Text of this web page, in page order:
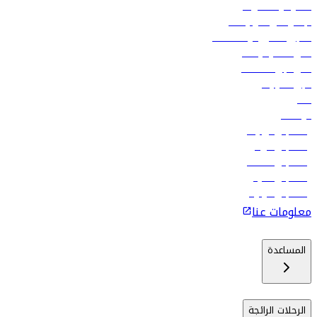
العقود والمشتريات
الإعلان على متن رحلاتنا
تسجيل الدخول لوكلاء السفر
أدنى أسعار الرحلات
فلاي دبي للعطلات
تأجير السيارات
فنادق
الوظائف
رحلات إلى تبيليسي
رحلات إلى الرياض
رحلات إلى مسقط
رحلات إلى ماليه
رحلات إلى كولومبو
معلومات عنا
المساعدة
الرحلات الرائجة